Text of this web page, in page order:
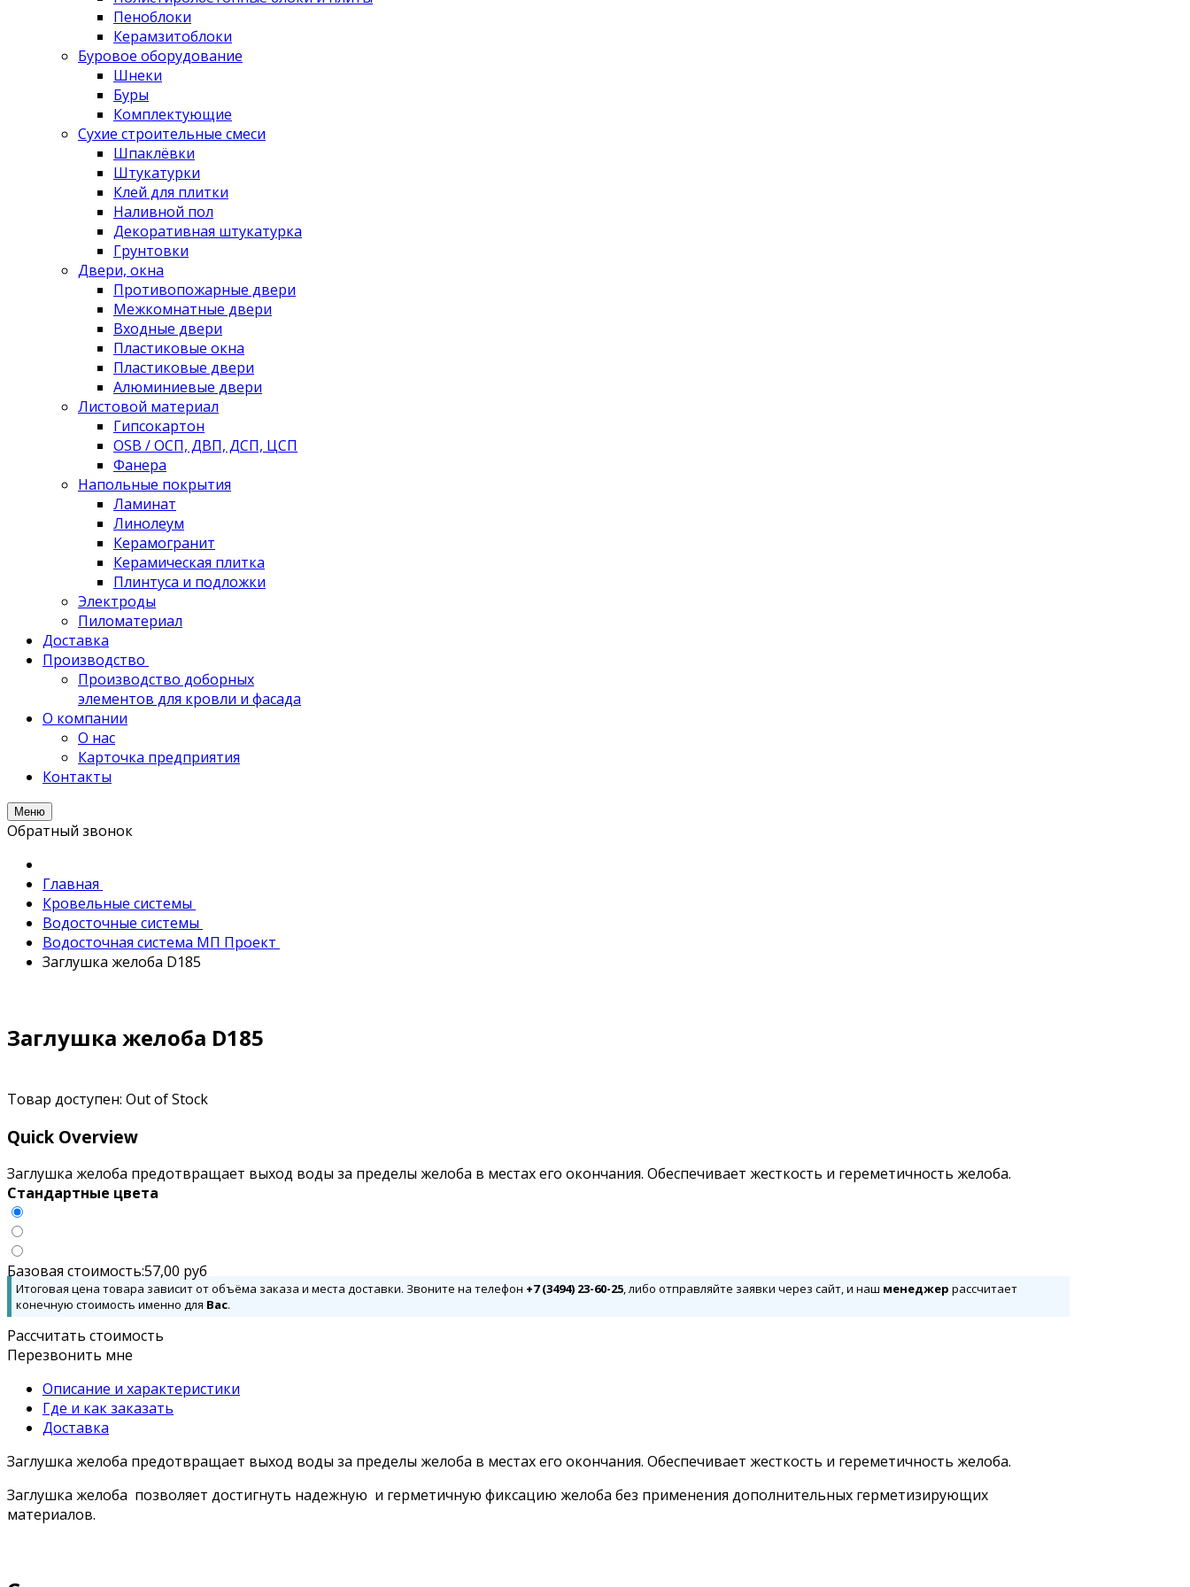
Пеноблоки
Керамзитоблоки
Буровое оборудование
Шнеки
Буры
Комплектующие
Сухие строительные смеси
Шпаклёвки
Штукатурки
Клей для плитки
Наливной пол
Декоративная штукатурка
Грунтовки
Двери, окна
Противопожарные двери
Межкомнатные двери
Входные двери
Пластиковые окна
Пластиковые двери
Алюминиевые двери
Листовой материал
Гипсокартон
OSB / ОСП, ДВП, ДСП, ЦСП
Фанера
Напольные покрытия
Ламинат
Линолеум
Керамогранит
Керамическая плитка
Плинтуса и подложки
Электроды
Пиломатериал
Доставка
Производство
Производство доборных
элементов для кровли и фасада
О компании
О нас
Карточка предприятия
Контакты
Меню
Обратный звонок
Главная
Кровельные системы
Водосточные системы
Водосточная система МП Проект
Заглушка желоба D185
Заглушка желоба D185
Товар доступен: Out of Stock
Quick Overview
Заглушка желоба предотвращает выход воды за пределы желоба в местах его окончания. Обеспечивает жесткость и гереметичность желоба.
Стандартные цвета
Базовая стоимость:57,00 руб
Итоговая цена товара зависит от объёма заказа и места доставки. Звоните на телефон +7 (3494) 23-60-25, либо отправляйте заявки через сайт, и наш менеджер рассчитает
конечную стоимость именно для Вас.
Рассчитать стоимость
Перезвонить мне
Описание и характеристики
Где и как заказать
Доставка
Заглушка желоба предотвращает выход воды за пределы желоба в местах его окончания. Обеспечивает жесткость и гереметичность желоба.
Заглушка желоба позволяет достигнуть надежную и герметичную фиксацию желоба без применения дополнительных герметизирующих
материалов.